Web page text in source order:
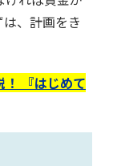
、計画をき
！ 『はじめて